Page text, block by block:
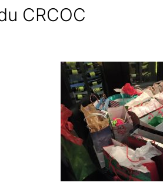
CRCOC